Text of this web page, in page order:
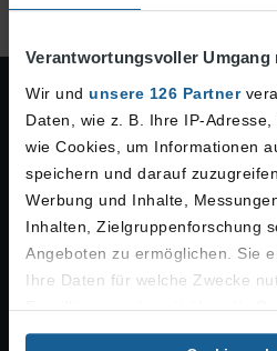
Verantwortungsvoller Umgang
Wir und unsere 126 Partner
Daten, wie z. B. Ihre IP-
wie Cookies, um Informationen
speichern und darauf
Werbung und Inhalte,
Inhalten, Zielgruppenforschung
Angeboten zu ermöglichen. Sie
Ihre Daten für welche Zwecke
Einwilligung jederzeit über die
durch Klicken auf das Privacy
Corporation
Company
Jobs
Press
Neighbours